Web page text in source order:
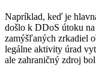
Napríklad, keď je
došlo k DDoS útoku
zamýšľaných zrkadiel
legálne aktivity úrad
ale zahraničný zdroj